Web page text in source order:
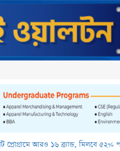
আরও ১৬ ব্র্যান্ড, মিলবে ৫২% পর্যন্ত ছাড়